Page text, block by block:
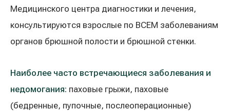
Медицинского центра диагностики и лечения,
консультируются взрослые по ВСЕМ заболеваниям
органов брюшной полости и брюшной стенки.
Наиболее часто встречающиеся заболевания и
недомогания: паховые грыжи, паховые
(бедренные, пупочные, послеоперационные)
Все услуги
Все врачи